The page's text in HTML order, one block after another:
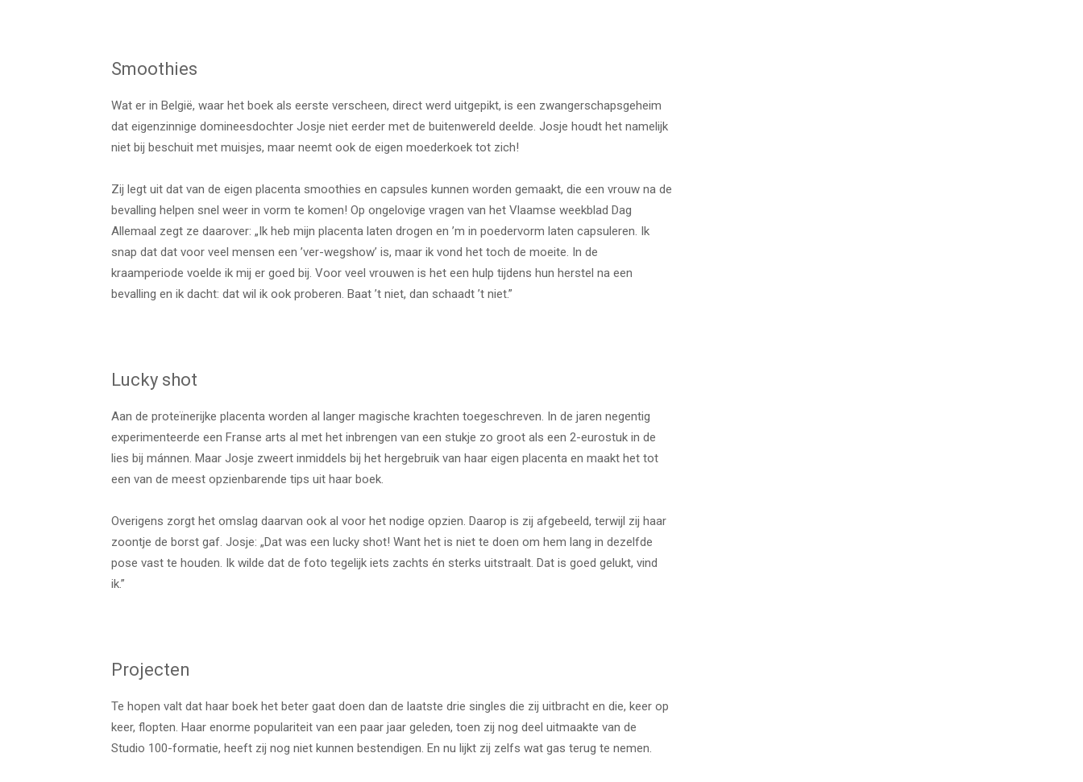
Smoothies
Wat er in België, waar het boek als eerste verscheen, direct werd uitgepikt, is een zwangerschapsgeheim
dat eigenzinnige domineesdochter Josje niet eerder met de buitenwereld deelde. Josje houdt het namelijk
niet bij beschuit met muisjes, maar neemt ook de eigen moederkoek tot zich!
Zij legt uit dat van de eigen placenta smoothies en capsules kunnen worden gemaakt, die een vrouw na de
bevalling helpen snel weer in vorm te komen! Op ongelovige vragen van het Vlaamse weekblad Dag
Allemaal zegt ze daarover: „Ik heb mijn placenta laten drogen en ’m in poedervorm laten capsuleren. Ik
snap dat dat voor veel mensen een ’ver-wegshow’ is, maar ik vond het toch de moeite. In de
kraamperiode voelde ik mij er goed bij. Voor veel vrouwen is het een hulp tijdens hun herstel na een
bevalling en ik dacht: dat wil ik ook proberen. Baat ’t niet, dan schaadt ’t niet.”
Lucky shot
Aan de proteïnerijke placenta worden al langer magische krachten toegeschreven. In de jaren negentig
experimenteerde een Franse arts al met het inbrengen van een stukje zo groot als een 2-eurostuk in de
lies bij mánnen. Maar Josje zweert inmiddels bij het hergebruik van haar eigen placenta en maakt het tot
een van de meest opzienbarende tips uit haar boek.
Overigens zorgt het omslag daarvan ook al voor het nodige opzien. Daarop is zij afgebeeld, terwijl zij haar
zoontje de borst gaf. Josje: „Dat was een lucky shot! Want het is niet te doen om hem lang in dezelfde
pose vast te houden. Ik wilde dat de foto tegelijk iets zachts én sterks uitstraalt. Dat is goed gelukt, vind
ik.”
Projecten
Te hopen valt dat haar boek het beter gaat doen dan de laatste drie singles die zij uitbracht en die, keer op
keer, flopten. Haar enorme populariteit van een paar jaar geleden, toen zij nog deel uitmaakte van de
Studio 100-formatie, heeft zij nog niet kunnen bestendigen. En nu lijkt zij zelfs wat gas terug te nemen.